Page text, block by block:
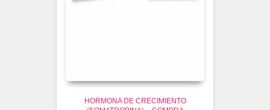
HORMONA DE CRECIMIENTO